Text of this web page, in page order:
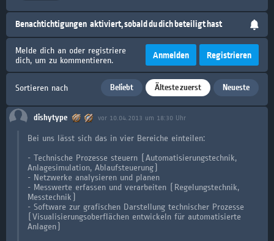
Benachtichtigungen aktiviert, sobald du dich beteiligt hast
Melde dich an oder registriere
dich, um zu kommentieren.
Anmelden Registrieren
Sortieren nach Beliebt Älteste zuerst Neueste
dishytype vor 10.04.2013 um 18:30 Uhr
Bei uns lässt sich das in vier Bereiche einteilen:
- Technische Prozesse steuern (Automatisierungstechnik,
Anlagesimulation, Ablaufsteuerung)
- Netzwerke analysieren und planen
- Messwerte erfassen und verarbeiten (Regelungstechnik,
Messtechnik)
- Software zur grafischen Darstellung technischer Prozesse
(Visualisierungsoberflächen entwickeln für automatisierte
Anlagen)